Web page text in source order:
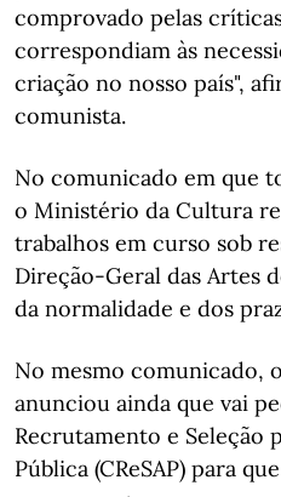
comprovado pelas
correspondiam às
criação no nosso país",
comunista.
No comunicado em que
o Ministério da Cultura
trabalhos em curso sob
Direção-Geral das Artes
da normalidade e dos
No mesmo comunicado,
anunciou ainda que vai
Recrutamento e Seleção
Pública (CReSAP) para